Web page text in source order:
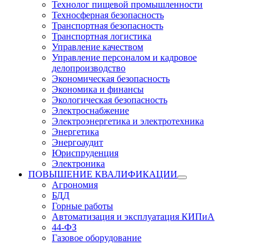
Технолог пищевой промышленности
Техносферная безопасность
Транспортная безопасность
Транспортная логистика
Управление качеством
Управление персоналом и кадровое
делопроизводство
Экономическая безопасность
Экономика и финансы
Экологическая безопасность
Электроснабжение
Электроэнергетика и электротехника
Энергетика
Энергоаудит
Юриспруденция
Электроника
ПОВЫШЕНИЕ КВАЛИФИКАЦИИ
Агрономия
БДД
Горные работы
Автоматизация и эксплуатация КИПиА
44-ФЗ
Газовое оборудование